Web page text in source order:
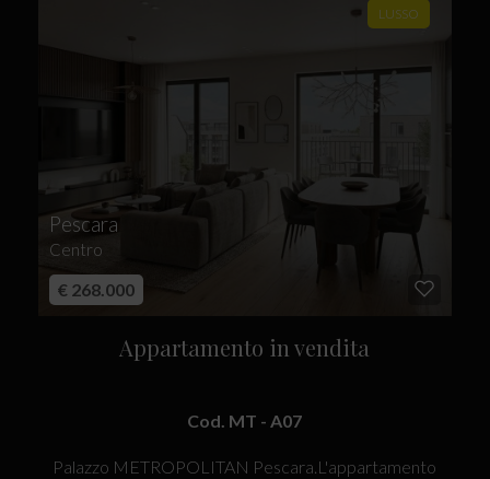
LUSSO
Pescara
Centro
€ 268.000
Appartamento in vendita
Cod. MT - A07
Palazzo METROPOLITAN Pescara.L'appartamento